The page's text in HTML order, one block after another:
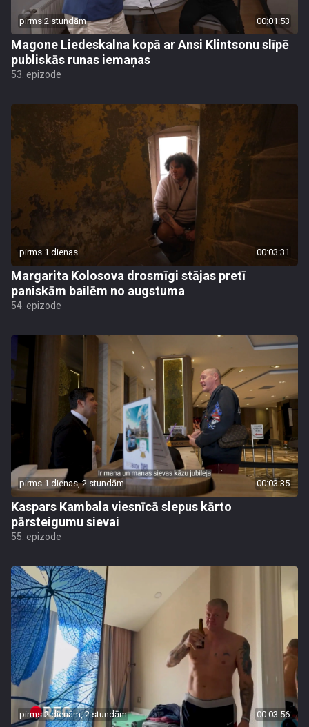
pirms 2 stundām 00:01:53
Magone Liedeskalna kopā ar Ansi Klintsonu slīpē
publiskās runas iemaņas
53. epizode
pirms 1 dienas 00:03:31
Margarita Kolosova drosmīgi stājas pretī
paniskām bailēm no augstuma
54. epizode
pirms 1 dienas, 2 stundām 00:03:35
Kaspars Kambala viesnīcā slepus kārto
pārsteigumu sievai
55. epizode
pirms 2 dienām, 2 stundām 00:03:56